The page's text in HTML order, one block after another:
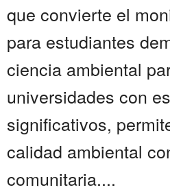
que convierte el
para estudiantes
ciencia ambiental
universidades con
significativos,
calidad ambiental
comunitaria....